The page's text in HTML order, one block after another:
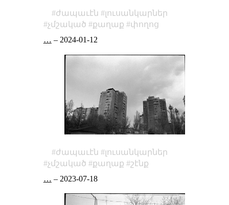
ժապաւէն
լուսանկարներ
չմշակած
քաղաք
փողոց
… – 2024-01-12
ժապաւէն
լուսանկարներ
չմշակած
քաղաք
շէնք
… – 2023-07-18